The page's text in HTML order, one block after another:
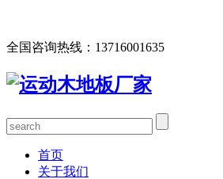
全国咨询热线： 13716001635
首页
关于我们